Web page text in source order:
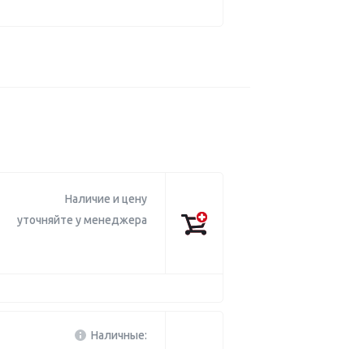
Наличие и цену
уточняйте у менеджера
Наличные: